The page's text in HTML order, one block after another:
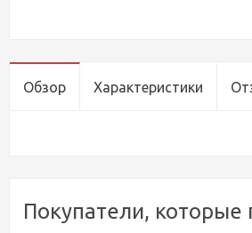
Обзор Характеристики
Покупатели,